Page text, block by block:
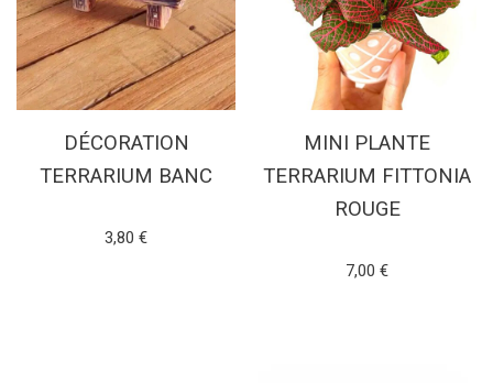
DÉCORATION
TERRARIUM BANC
Note
4.89
3,80 €
MINI PLANTE
TERRARIUM FITTONIA
ROUGE
Note
4.86
7,00 €